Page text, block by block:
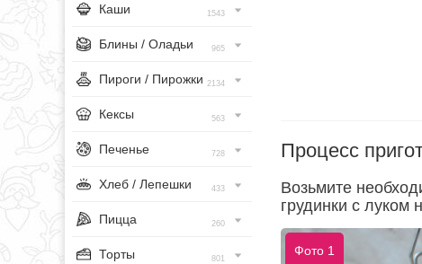
Каши 1543
Блины / Оладьи 965
Пироги / Пирожки 2134
Кексы 563
Печенье 728
Хлеб / Лепешки 433
Пицца 260
Торты 801
Процесс
Возьмите
грудинки с луком
Фото 1